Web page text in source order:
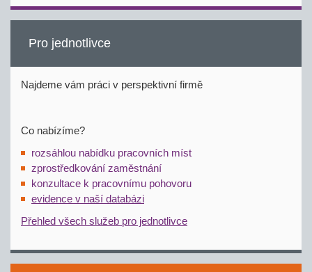
Pro jednotlivce
Najdeme vám práci v perspektivní firmě
Co nabízíme?
rozsáhlou nabídku pracovních míst
zprostředkování zaměstnání
konzultace k pracovnímu pohovoru
evidence v naší databázi
Přehled všech služeb pro jednotlivce